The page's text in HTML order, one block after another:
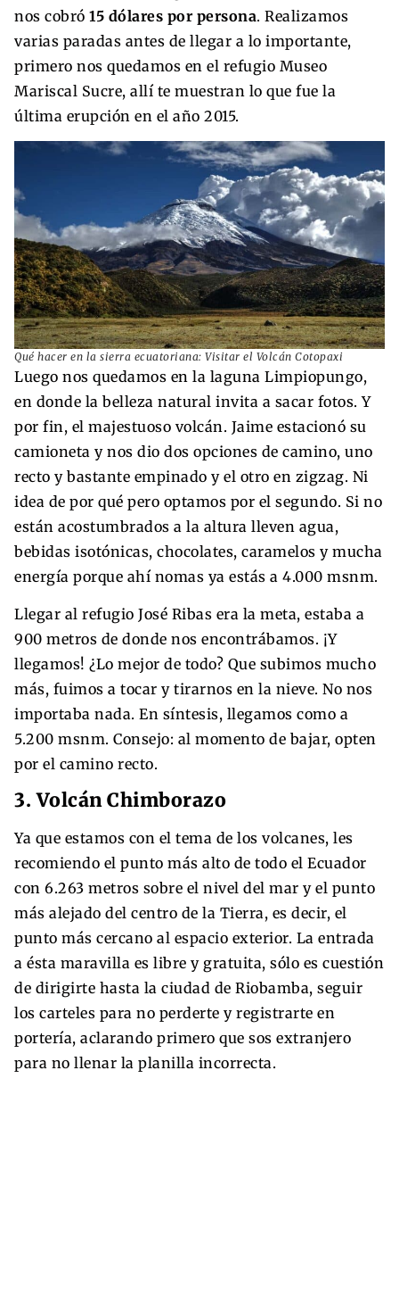
nos cobró 15 dólares por persona. Realizamos
varias paradas antes de llegar a lo importante,
primero nos quedamos en el refugio Museo
Mariscal Sucre, allí te muestran lo que fue la
última erupción en el año 2015.
Qué hacer en la sierra ecuatoriana: Visitar el Volcán Cotopaxi
Luego nos quedamos en la laguna Limpiopungo,
en donde la belleza natural invita a sacar fotos. Y
por fin, el majestuoso volcán. Jaime estacionó su
camioneta y nos dio dos opciones de camino, uno
recto y bastante empinado y el otro en zigzag. Ni
idea de por qué pero optamos por el segundo. Si no
están acostumbrados a la altura lleven agua,
bebidas isotónicas, chocolates, caramelos y mucha
energía porque ahí nomas ya estás a 4.000 msnm.
Llegar al refugio José Ribas era la meta, estaba a
900 metros de donde nos encontrábamos. ¡Y
llegamos! ¿Lo mejor de todo? Que subimos mucho
más, fuimos a tocar y tirarnos en la nieve. No nos
importaba nada. En síntesis, llegamos como a
5.200 msnm. Consejo: al momento de bajar, opten
por el camino recto.
3. Volcán Chimborazo
Ya que estamos con el tema de los volcanes, les
recomiendo el punto más alto de todo el Ecuador
con 6.263 metros sobre el nivel del mar y el punto
más alejado del centro de la Tierra, es decir, el
punto más cercano al espacio exterior. La entrada
a ésta maravilla es libre y gratuita, sólo es cuestión
de dirigirte hasta la ciudad de Riobamba, seguir
los carteles para no perderte y registrarte en
portería, aclarando primero que sos extranjero
para no llenar la planilla incorrecta.